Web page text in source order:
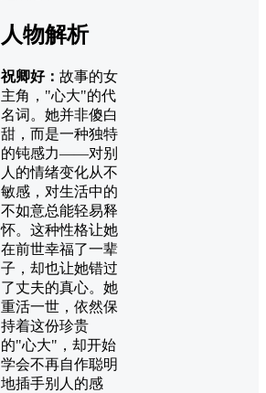
人物解析
祝卿好： 故事的女
主角，"心大"的代
名词。她并非傻白
甜，而是一种独特
的钝感力——对别
人的情绪变化从不
敏感，对生活中的
不如意总能轻易释
怀。这种性格让她
在前世幸福了一辈
子，却也让她错过
了丈夫的真心。她
重活一世，依然保
持着这份珍贵
的"心大"，却开始
学会不再自作聪明
地插手别人的感